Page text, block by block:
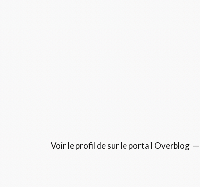
Voir le profil desur le portail Overblog